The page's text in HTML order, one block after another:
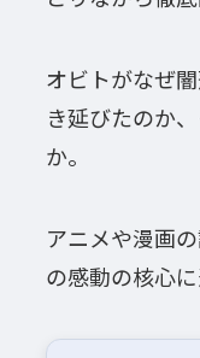
オビトがなぜ
き延びたのか
か。
アニメや漫画
の感動の核心に